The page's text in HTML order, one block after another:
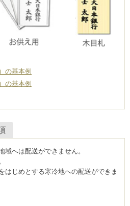
の基本例
の基本例
へは配送ができません。
はじめとする寒冷地への配送ができま